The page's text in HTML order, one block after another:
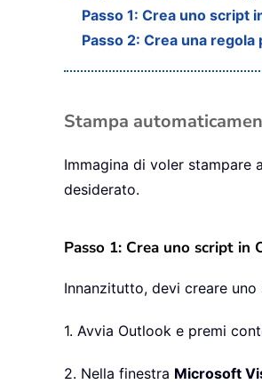
Passo 1: Crea uno script
Passo 2: Crea una
Stampa
Immagina di voler stampare
desiderato.
Passo 1: Crea uno script in
Innanzitutto, devi creare
1. Avvia Outlook e premi
2. Nella finestra Microsoft